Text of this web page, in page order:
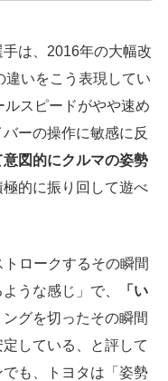
は、2016年の大幅改
違いをこう表現してい
ルスピードがやや速め
ーの操作に敏感に反
意図的にクルマの姿勢
極的に振り回して遊べ
ロークするその瞬間
うな感じ」で、
「い
ングを切ったその瞬間
している、と評して
も、トヨタは「姿勢